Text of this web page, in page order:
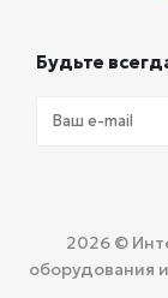
Будьте
2026 ©
оборудования